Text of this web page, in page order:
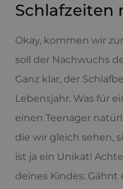
Schlafzeiten
Okay, kommen wir
soll der Nachwuchs
Ganz klar, der
Lebensjahr. Was für
einen Teenager
die wir gleich sehen,
ist ja ein Unikat!
deines Kindes: Gähnt